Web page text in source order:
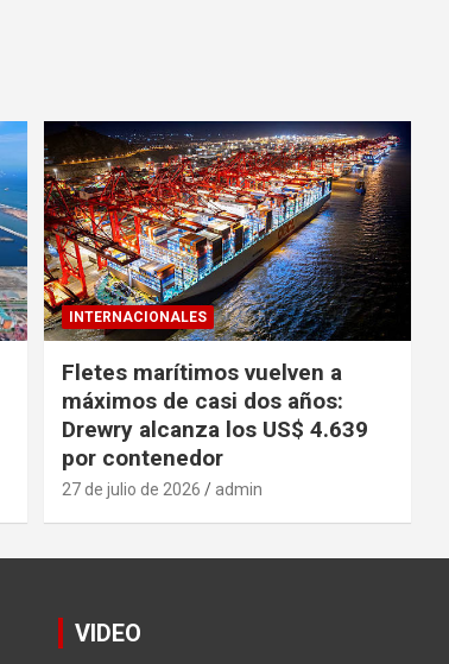
INTERNACIONALES
Fletes marítimos vuelven a
máximos de casi dos años:
Drewry alcanza los US$ 4.639
por contenedor
27 de julio de 2026 admin
VIDEO